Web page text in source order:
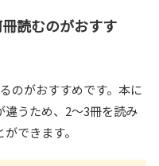
読むのがおすす
のがおすすめです。本に
違うため、2〜3冊を読み
できます。